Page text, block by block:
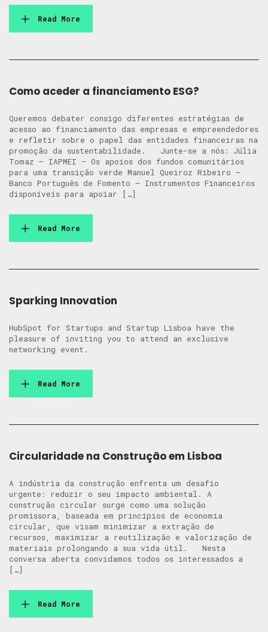
Read More
Como aceder a financiamento ESG?
Queremos debater consigo diferentes estratégias de
acesso ao financiamento das empresas e empreendedores
e refletir sobre o papel das entidades financeiras na
promoção da sustentabilidade. Junte-se a nós: Júlia
Tomaz – IAPMEI – Os apoios dos fundos comunitários
para uma transição verde Manuel Queiroz Ribeiro –
Banco Português de Fomento – Instrumentos Financeiros
disponíveis para apoiar […]
Read More
Sparking Innovation
HubSpot for Startups and Startup Lisboa have the
pleasure of inviting you to attend an exclusive
networking event.
Read More
Circularidade na Construção em Lisboa
A indústria da construção enfrenta um desafio
urgente: reduzir o seu impacto ambiental. A
construção circular surge como uma solução
promissora, baseada em princípios de economia
circular, que visam minimizar a extração de
recursos, maximizar a reutilização e valorização de
materiais prolongando a sua vida útil. Nesta
conversa aberta convidamos todos os interessados a
[…]
Read More